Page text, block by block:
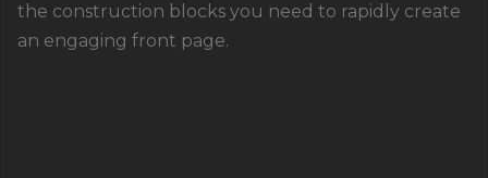
the construction blocks you need to rapidly create
an engaging front page.